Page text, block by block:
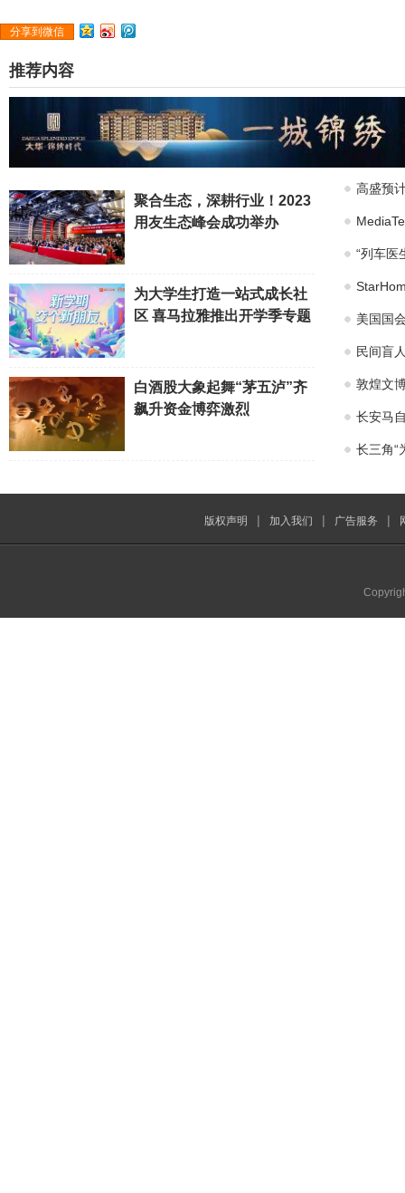
分享到微信
推荐内容
聚合生态，深耕行业！2023
用友生态峰会成功举办
为大学生打造一站式成长社
区 喜马拉雅推出开学季专题
白酒股大象起舞“茅五泸”齐
飙升资金博弈激烈
高盛预
“列车医
美国国
民间盲
敦煌文
长安马
长三角“
版权声明 | 加入我们 | 广告服务 |